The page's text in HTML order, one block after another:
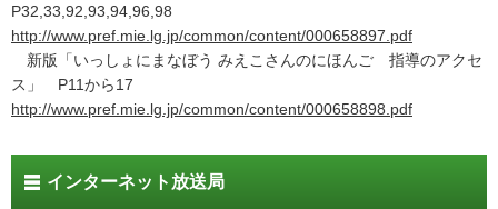
P32,33,92,93,94,96,98
http://www.pref.mie.lg.jp/common/content/000658897.pdf
新版「いっしょにまなぼう みえこさんのにほんご 指導のアクセ
ス」 P11から17
http://www.pref.mie.lg.jp/common/content/000658898.pdf
インターネット放送局